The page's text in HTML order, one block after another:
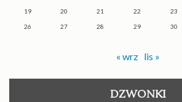
19 20 21 22 23
26 27 28 29 30
« wrz lis »
DZWONKI